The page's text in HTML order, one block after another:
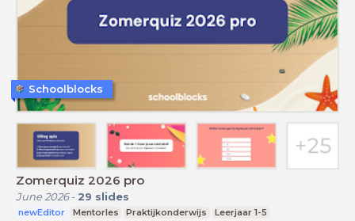
Zomerquiz 2026 pro
June 2026- 29 slides
newEditor Mentorles Praktijkonderwijs Leerjaar 1-5
Schoolblocks